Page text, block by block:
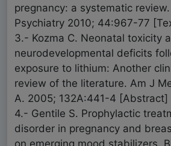
pregnancy: a systematic
Psychiatry 2010; 44:967-77
3.- Kozma C. Neonatal toxicity
neurodevelopmental deficits
exposure to lithium: Another
review of the literature. Am J
A. 2005; 132A:441-4 [Abstract]
4.- Gentile S. Prophylactic
disorder in pregnancy and